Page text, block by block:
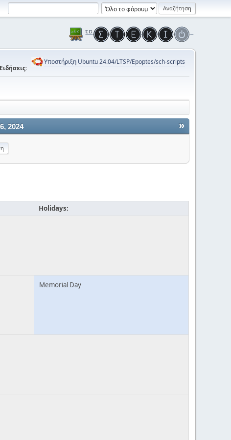
Ειδήσεις:
Υποστήριξη Ubuntu 24.04/LTSP/Epoptes/sch-scripts
»
2024
Holidays:
Memorial Day